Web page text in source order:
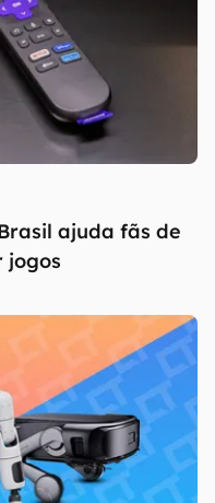
ajuda fãs de
jogos